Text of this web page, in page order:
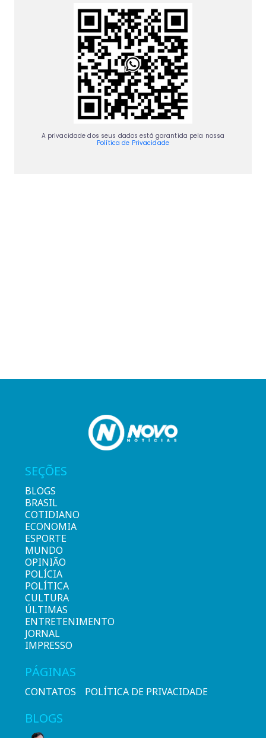
A privacidade dos seus dados está garantida pela nossa
Política de Privacidade
SEÇÕES
BLOGS
BRASIL
COTIDIANO
ECONOMIA
ESPORTE
MUNDO
OPINIÃO
POLÍCIA
POLÍTICA
CULTURA
ÚLTIMAS
ENTRETENIMENTO
JORNAL
IMPRESSO
PÁGINAS
CONTATOS POLÍTICA DE PRIVACIDADE
BLOGS